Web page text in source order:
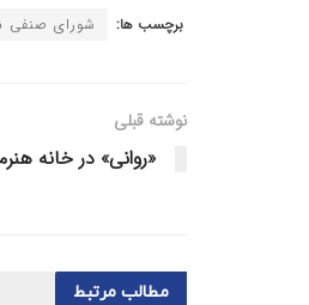
برچسب ها: شورای صنفی
نوشته قبلی
«روانی»‏ در خانه
مطالب مرتبط